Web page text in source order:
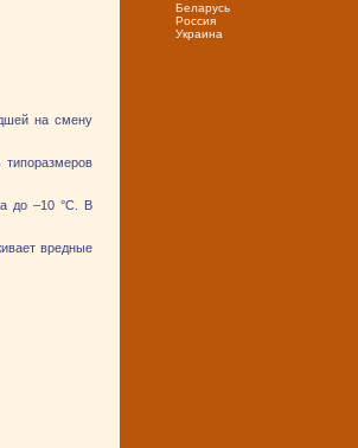
на смену
до –10 °C. В
вредные
Беларусь
Россия
Украина